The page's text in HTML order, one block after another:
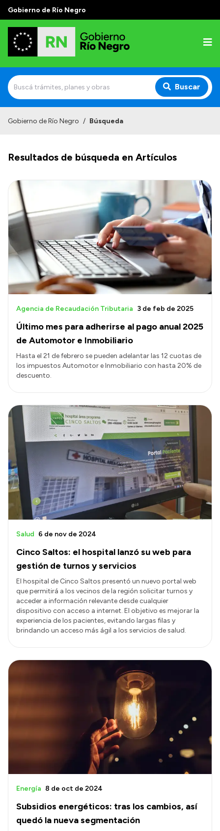
Gobierno de Río Negro
Buscar
Prensa
Autoridades y Organismos
Discursos en la Legislatura
Casa de Gobierno
Acerca de Río Negro
Historia
Geografía
Invertí en Río Negro
Transparencia
Presupuesto
Boletín Oficial
Consulta de pago a proveedores
Convocatorias
Intranet
Login
Gobierno de Río Negro / Búsqueda
Resultados de búsqueda en Artículos
Último mes para adherirse al pago anual 2025
de Automotor e Inmobiliario
Agencia de Recaudación Tributaria 3 de feb de 2025
Hasta el 21 de febrero se pueden adelantar las 12 cuotas de
los impuestos Automotor e Inmobiliario con hasta 20% de
descuento.
Cinco Saltos: el hospital lanzó su web para
gestión de turnos y servicios
Salud 6 de nov de 2024
El hospital de Cinco Saltos presentó un nuevo portal web
que permitirá a los vecinos de la región solicitar turnos y
acceder a información relevante desde cualquier
dispositivo con acceso a internet. El objetivo es mejorar la
experiencia de los pacientes, evitando largas filas y
brindando un acceso más ágil a los servicios de salud.
Subsidios energéticos: tras los cambios, así
quedó la nueva segmentación
Energía 8 de oct de 2024